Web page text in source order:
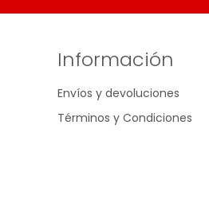
Información
Envíos y devoluciones
Términos y Condiciones